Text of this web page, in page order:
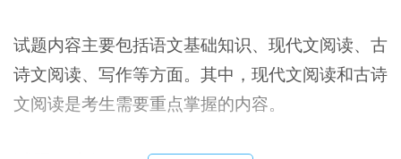
试题内容主要包括语文基础知识、现代文阅读、古
诗文阅读、写作等方面。其中，现代文阅读和古诗
文阅读是考生需要重点掌握的内容。